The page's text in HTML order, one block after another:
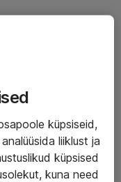
küpsiseid,
liiklust ja
küpsised
kuna need